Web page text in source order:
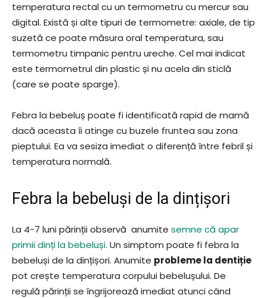
temperatura rectal cu un termometru cu mercur sau
digital. Există și alte tipuri de termometre: axiale, de tip
suzetă ce poate măsura oral temperatura, sau
termometru timpanic pentru ureche. Cel mai indicat
este termometrul din plastic și nu acela din sticlă
(care se poate sparge).
Febra la bebeluș poate fi identificată rapid de mamă
dacă aceasta îi atinge cu buzele fruntea sau zona
pieptului. Ea va sesiza imediat o diferență între febril și
temperatura normală.
Febra la bebeluși de la dințișori
La 4-7 luni părinții observă anumite semne că apar
primii dinți la bebeluși. Un simptom poate fi febra la
bebeluși de la dințișori. Anumite probleme la dentiție
pot crește temperatura corpului bebelușului. De
regulă părinții se îngrijorează imediat atunci când